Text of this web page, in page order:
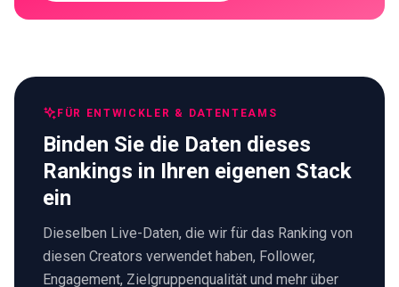
FÜR ENTWICKLER & DATENTEAMS
Binden Sie die Daten dieses
Rankings in Ihren eigenen Stack
ein
Dieselben Live-Daten, die wir für das Ranking von
diesen Creators verwendet haben, Follower,
Engagement, Zielgruppenqualität und mehr über